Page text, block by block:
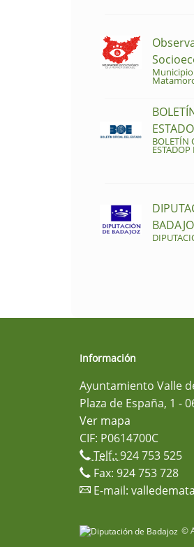
BOLETÍN
ESTADOP
Información
Ayuntamiento Valle
Plaza de España, 1 -
Ver mapa
CIF: P0614700C
Telf.:924 753 525
Fax: 924 753 728
E-mail:
©